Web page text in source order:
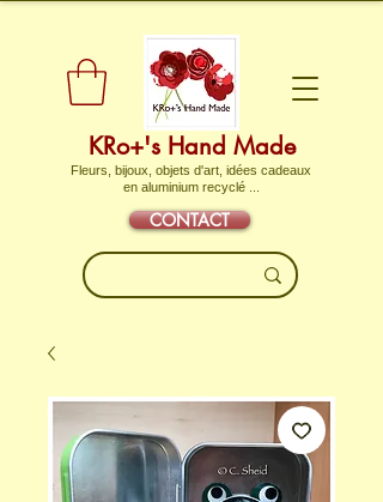
KRo+'s Hand Made
Fleurs, bijoux, objets d'art, idées cadeaux
en aluminium recyclé ...
CONTACT